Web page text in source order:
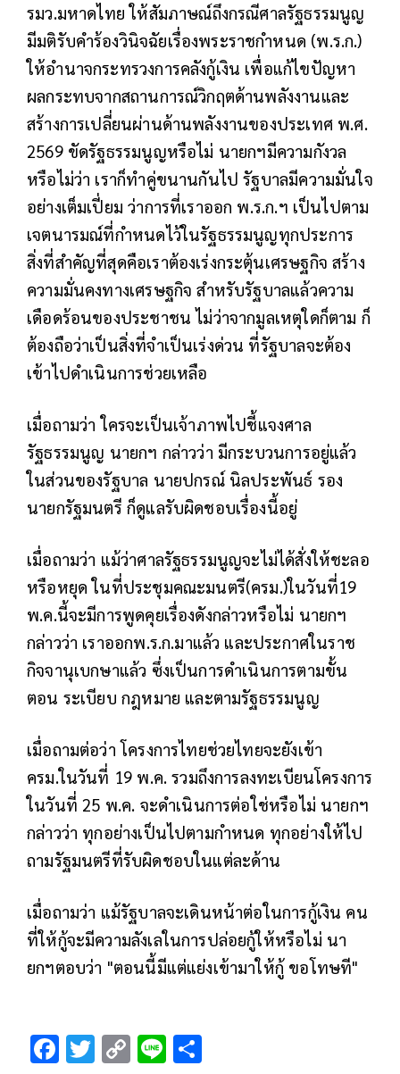
รมว.มหาดไทย ให้สัมภาษณ์ถึงกรณีศาลรัฐธรรมนูญ
มีมติรับคำร้องวินิจฉัยเรื่องพระราชกำหนด (พ.ร.ก.)
ให้อำนาจกระทรวงการคลังกู้เงิน เพื่อแก้ไขปัญหา
ผลกระทบจากสถานการณ์วิกฤตด้านพลังงานและ
สร้างการเปลี่ยนผ่านด้านพลังงานของประเทศ พ.ศ.
2569 ขัดรัฐธรรมนูญหรือไม่ นายกฯมีความกังวล
หรือไม่ว่า เราก็ทําคู่ขนานกันไป รัฐบาลมีความมั่นใจ
อย่างเต็มเปี่ยม ว่าการที่เราออก พ.ร.ก.ฯ เป็นไปตาม
เจตนารมณ์ที่กําหนดไว้ในรัฐธรรมนูญทุกประการ
สิ่งที่สําคัญที่สุดคือเราต้องเร่งกระตุ้นเศรษฐกิจ สร้าง
ความมั่นคงทางเศรษฐกิจ สําหรับรัฐบาลแล้วความ
เดือดร้อนของประชาชน ไม่ว่าจากมูลเหตุใดก็ตาม ก็
ต้องถือว่าเป็นสิ่งที่จําเป็นเร่งด่วน ที่รัฐบาลจะต้อง
เข้าไปดําเนินการช่วยเหลือ
เมื่อถามว่า ใครจะเป็นเจ้าภาพไปชี้แจงศาล
รัฐธรรมนูญ นายกฯ กล่าวว่า มีกระบวนการอยู่แล้ว
ในส่วนของรัฐบาล นายปกรณ์ นิลประพันธ์ รอง
นายกรัฐมนตรี ก็ดูแลรับผิดชอบเรื่องนี้อยู่
เมื่อถามว่า แม้ว่าศาลรัฐธรรมนูญจะไม่ได้สั่งให้ชะลอ
หรือหยุด ในที่ประชุมคณะมนตรี(ครม.)ในวันที่19
พ.ค.นี้จะมีการพูดคุยเรื่องดังกล่าวหรือไม่ นายกฯ
กล่าวว่า เราออกพ.ร.ก.มาแล้ว และประกาศในราช
กิจจานุเบกษาแล้ว ซึ่งเป็นการดําเนินการตามขั้น
ตอน ระเบียบ กฎหมาย และตามรัฐธรรมนูญ
เมื่อถามต่อว่า โครงการไทยช่วยไทยจะยังเข้า
ครม.ในวันที่ 19 พ.ค. รวมถึงการลงทะเบียนโครงการ
ในวันที่ 25 พ.ค. จะดําเนินการต่อใช่หรือไม่ นายกฯ
กล่าวว่า ทุกอย่างเป็นไปตามกําหนด ทุกอย่างให้ไป
ถามรัฐมนตรีที่รับผิดชอบในแต่ละด้าน
เมื่อถามว่า แม้รัฐบาลจะเดินหน้าต่อในการกู้เงิน คน
ที่ให้กู้จะมีความลังเลในการปล่อยกู้ให้หรือไม่ นา
ยกฯตอบว่า "ตอนนี้มีแต่แย่งเข้ามาให้กู้ ขอโทษที"
F T C Li